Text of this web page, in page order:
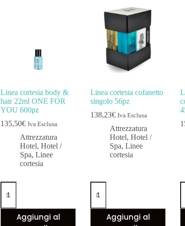
Linea cortesia body &
hair 22ml ONE FOR
YOU 600pz
135,50€ Iva Esclusa
Attrezzatura
Hotel, Hotel /
Spa, Linee
cortesia
Aggiungi al
Linea cortesia cofanetto
singolo 56pz
138,23€ Iva Esclusa
Attrezzatura
Hotel, Hotel /
Spa, Linee
cortesia
Aggiungi al